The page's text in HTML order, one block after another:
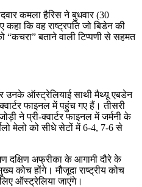
कमला हैरिस ने बुधवार (30
कि वह राष्ट्रपति जो बिडेन की
“कचरा” बताने वाली टिप्पणी से सहमत
उनके ऑस्ट्रेलियाई साथी मैथ्यू एबडेन
फाइनल में पहुंच गए हैं। तीसरी
ने प्री-क्वार्टर फाइनल में जर्मनी के
मेलो को सीधे सेटों में 6-4, 7-6 से
दक्षिण अफ्रीका के आगामी दौरे के
कोच होंगे। मौजूदा राष्ट्रीय कोच
ऑस्ट्रेलिया जाएंगे।